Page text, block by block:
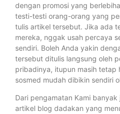
dengan promosi yang
testi-testi orang-orang yang
tulis artikel tersebut. Jika ada
mereka, nggak usah percaya
sendiri. Boleh Anda yakin
tersebut ditulis langsung oleh
pribadinya, itupun masih tetap
sosmed mudah dibikin sendiri
Dari pengamatan Kami
artikel blog dadakan yang